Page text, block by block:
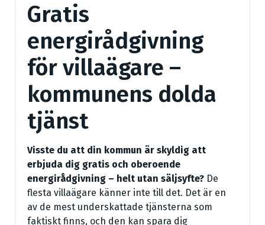
Gratis
energirådgivning
för villaägare –
kommunens dolda
tjänst
Visste du att din kommun är skyldig att
erbjuda dig gratis och oberoende
energirådgivning – helt utan säljsyfte? De
flesta villaägare känner inte till det. Det är en
av de mest underskattade tjänsterna som
faktiskt finns, och den kan spara dig